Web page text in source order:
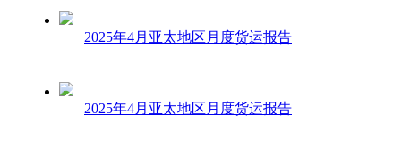
2025年4月亚太地区月度货运报告
2025年4月亚太地区月度货运报告